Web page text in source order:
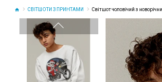
СВІТШОТИ З ПРИНТАМИ Світшот чоловічий з